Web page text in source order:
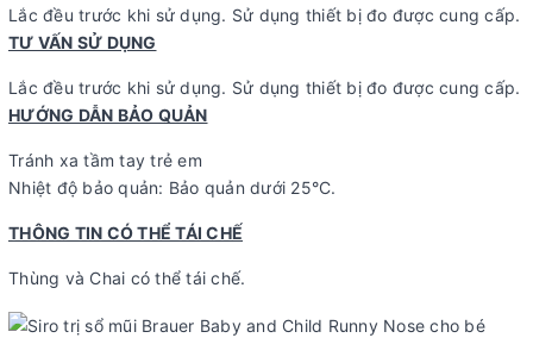
Lắc đều trước khi sử dụng. Sử dụng thiết bị đo được cung cấp.
TƯ VẤN SỬ DỤNG
Lắc đều trước khi sử dụng. Sử dụng thiết bị đo được cung cấp.
HƯỚNG DẪN BẢO QUẢN
Tránh xa tầm tay trẻ em
Nhiệt độ bảo quản: Bảo quản dưới 25°C.
THÔNG TIN CÓ THỂ TÁI CHẾ
Thùng và Chai có thể tái chế.